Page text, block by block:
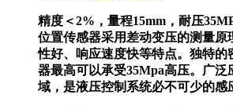
精度＜2%，量程15mm，耐压
位置传感器采用差动变压的测量原
性好、响应速度快等特点。独特的
器最高可以承受35Mpa高压。广泛
域，是液压控制系统必不可少的感